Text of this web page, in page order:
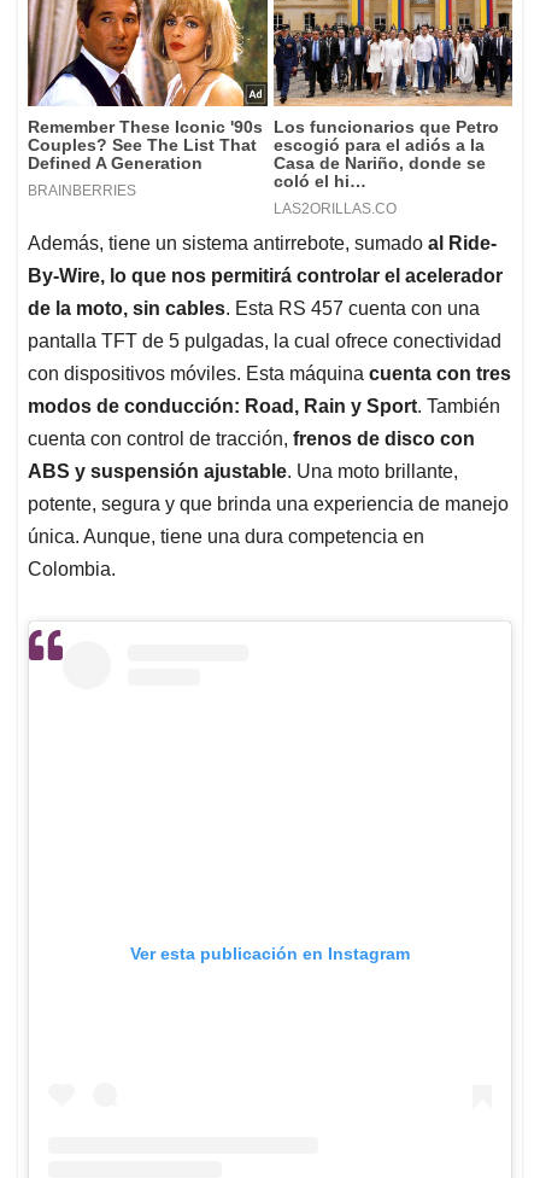
Además, tiene un sistema antirrebote, sumado al Ride-
By-Wire, lo que nos permitirá controlar el acelerador
de la moto, sin cables. Esta RS 457 cuenta con una
pantalla TFT de 5 pulgadas, la cual ofrece conectividad
con dispositivos móviles. Esta máquina cuenta con tres
modos de conducción: Road, Rain y Sport. También
cuenta con control de tracción, frenos de disco con
ABS y suspensión ajustable. Una moto brillante,
potente, segura y que brinda una experiencia de manejo
única. Aunque, tiene una dura competencia en
Colombia.
Ver esta publicación en Instagram